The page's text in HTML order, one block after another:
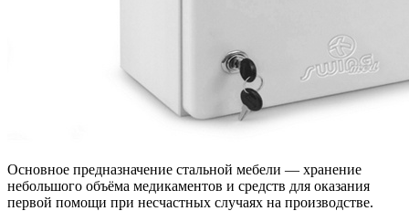
Основное предназначение стальной мебели — хранение
небольшого объёма медикаментов и средств для оказания
первой помощи при несчастных случаях на производстве.